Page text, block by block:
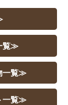
覧≫
一覧≫
一覧≫